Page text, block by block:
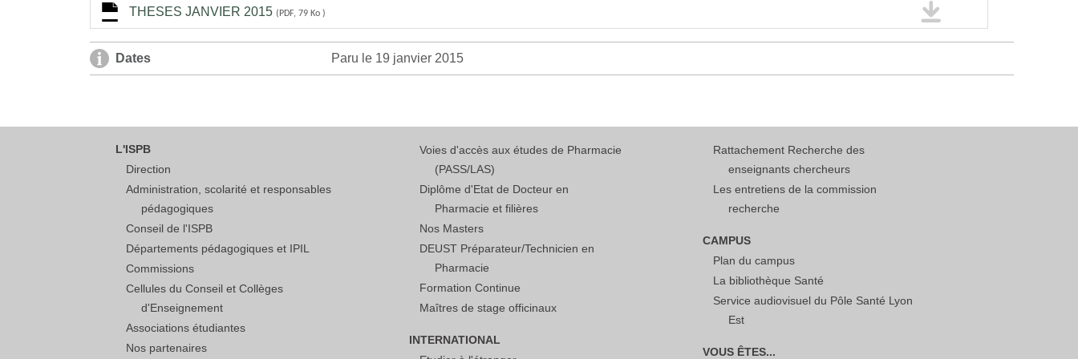
THESES JANVIER 2015 (PDF, 79 Ko )
Dates Paru le 19 janvier 2015
L'ISPB
Direction
Administration, scolarité et responsables
pédagogiques
Conseil de l'ISPB
Départements pédagogiques et IPIL
Commissions
Cellules du Conseil et Collèges
d'Enseignement
Associations étudiantes
Nos partenaires
Voies d'accès aux études de Pharmacie
(PASS/LAS)
Diplôme d'Etat de Docteur en
Pharmacie et filières
Nos Masters
DEUST Préparateur/Technicien en
Pharmacie
Formation Continue
Maîtres de stage officinaux
INTERNATIONAL
Rattachement Recherche des
enseignants chercheurs
Les entretiens de la commission
recherche
CAMPUS
Plan du campus
La bibliothèque Santé
Service audiovisuel du Pôle Santé Lyon
Est
VOUS ÊTES...